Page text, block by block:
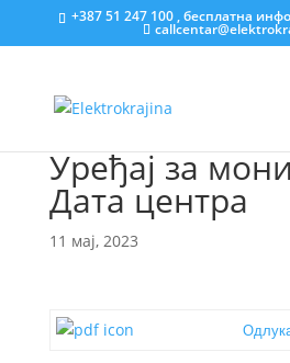
+387 51 247 100 , бесплатна
Уређај за
Дата центра
11 мај, 2023